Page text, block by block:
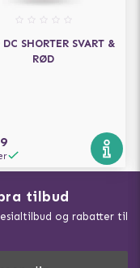
DC SHORTER SVART &
RØD
tilbud
og rabatter til